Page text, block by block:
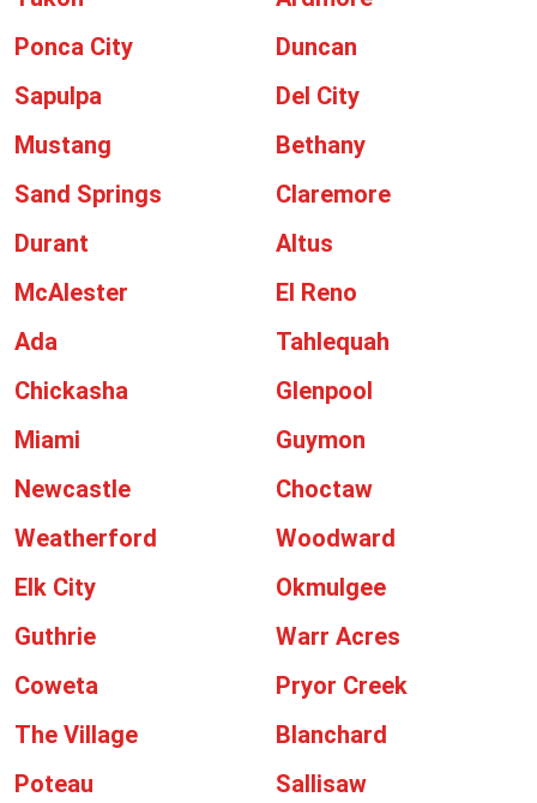
Ponca City
Duncan
Sapulpa
Del City
Mustang
Bethany
Sand Springs
Claremore
Durant
Altus
McAlester
El Reno
Ada
Tahlequah
Chickasha
Glenpool
Miami
Guymon
Newcastle
Choctaw
Weatherford
Woodward
Elk City
Okmulgee
Guthrie
Warr Acres
Coweta
Pryor Creek
The Village
Blanchard
Poteau
Sallisaw